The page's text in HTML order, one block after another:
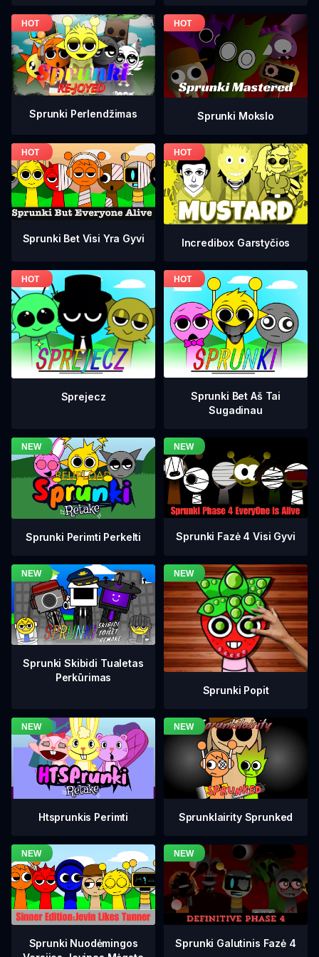
Sprunki Perlendžimas Sprunki Mokslo
Sprunki Bet Visi Yra Gyvi Incredibox Garstyčios
Sprejecz
Sprunki Bet Aš Tai
Sugadinau
Sprunki Perimti Perkelti Sprunki Fazė 4 Visi Gyvi
Sprunki Skibidi Tualetas
Perkūrimas
Sprunki Popit
Htsprunkis Perimti Sprunklairity Sprunked
Sprunki Nuodėmingos
Sprunki Galutinis Fazė 4